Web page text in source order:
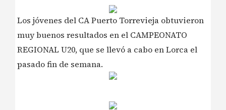
Los jóvenes del CA Puerto Torrevieja obtuvieron
muy buenos resultados en el CAMPEONATO
REGIONAL U20, que se llevó a cabo en Lorca el
pasado fin de semana.